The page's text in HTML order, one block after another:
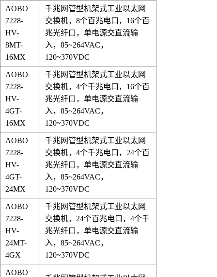
AOBO
7228-
HV-
8MT-
16MX
千兆网管型机架式工业以太网
交换机， 8个百兆电口，16个百
兆光纤口 ， 单电源交直流输
入，85~264VAC，
120~370VDC
AOBO
7228-
HV-
4GT-
16MX
千兆网管型机架式工业以太网
交换机， 4个千兆电口，16个百
兆光纤口 ， 单电源交直流输
入，85~264VAC，
120~370VDC
AOBO
7228-
HV-
4GT-
24MX
千兆网管型机架式工业以太网
交换机， 4个千兆电口，24个百
兆光纤口 ， 单电源交直流输
入，85~264VAC，
120~370VDC
AOBO
7228-
HV-
24MT-
4GX
千兆网管型机架式工业以太网
交换机， 24个百兆电口，4个千
兆光纤口 ， 单电源交直流输
入，85~264VAC，
120~370VDC
AOBO